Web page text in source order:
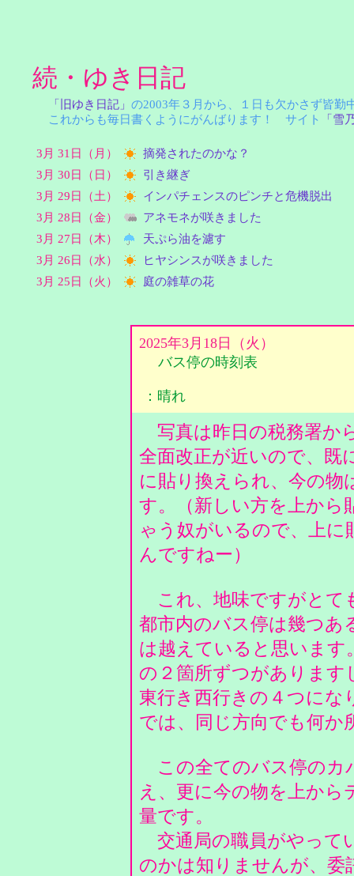
続・ゆき日記
「旧ゆき日記」 の2003年３月から、１日も欠かさず皆
これからも毎日書くようにがんばります！ サイト
「雪
3月 31日（月）
摘発されたのかな？
3月 30日（日）
引き継ぎ
3月 29日（土）
インパチェンスのピンチと危機脱出
3月 28日（金）
アネモネが咲きました
3月 27日（木）
天ぷら油を濾す
3月 26日（水）
ヒヤシンスが咲きました
3月 25日（火）
庭の雑草の花
2025年3月18日（火）
バス停の時刻表
：晴れ
写真は昨日の税務署か
全面改正が近いので、既
に貼り換えられ、今の
す。（新しい方を上から
ゃう奴がいるので、上
んですねー）
これ、地味ですがとて
都市内のバス停は幾つあ
は越えていると思います
の２箇所ずつがあります
東行き西行きの４つにな
では、同じ方向でも何
この全てのバス停のカ
え、更に今の物を上か
量です。
交通局の職員がやって
のかは知りませんが、委